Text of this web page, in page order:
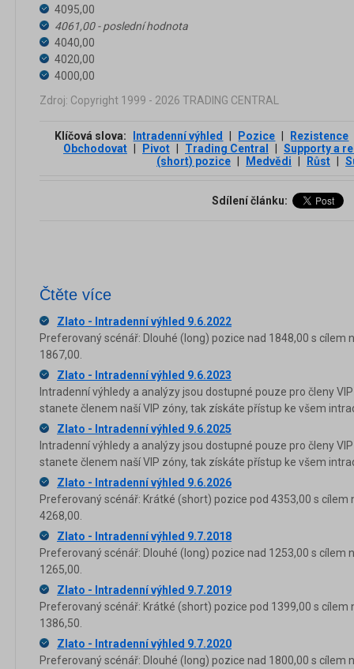
4095,00
4061,00 - poslední hodnota
4040,00
4020,00
4000,00
Zdroj: Copyright 1999 - 2026 TRADING CENTRAL
Klíčová slova: Intradenní výhled Pozice
Rezistence
Obchodovat
Pivot Trading Central
Supporty a
(short) pozice
Medvědi Růst
Sdílení článku:
Čtěte více
Zlato - Intradenní výhled 9.6.2022
Preferovaný scénář: Dlouhé (long) pozice nad 1848,00 s cílem
1867,00.
Zlato - Intradenní výhled 9.6.2023
Intradenní výhledy a analýzy jsou dostupné pouze pro členy
stanete členem naší VIP zóny, tak získáte přístup ke všem
Zlato - Intradenní výhled 9.6.2025
Intradenní výhledy a analýzy jsou dostupné pouze pro členy
stanete členem naší VIP zóny, tak získáte přístup ke všem
Zlato - Intradenní výhled 9.6.2026
Preferovaný scénář: Krátké (short) pozice pod 4353,00 s cílem
4268,00.
Zlato - Intradenní výhled 9.7.2018
Preferovaný scénář: Dlouhé (long) pozice nad 1253,00 s cílem
1265,00.
Zlato - Intradenní výhled 9.7.2019
Preferovaný scénář: Krátké (short) pozice pod 1399,00 s cílem
1386,50.
Zlato - Intradenní výhled 9.7.2020
Preferovaný scénář: Dlouhé (long) pozice nad 1800,00 s cílem